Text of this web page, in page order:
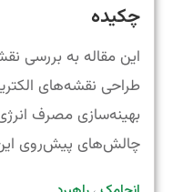
چکیده
این مقاله به بررسی
طراحی نقشه‌های
بهینه‌سازی مصرف
چالش‌های پیش‌روی این